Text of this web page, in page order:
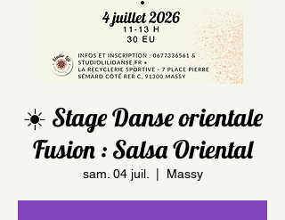
☀️ Stage Danse orientale
Fusion : Salsa Oriental
sam. 04 juil. Massy